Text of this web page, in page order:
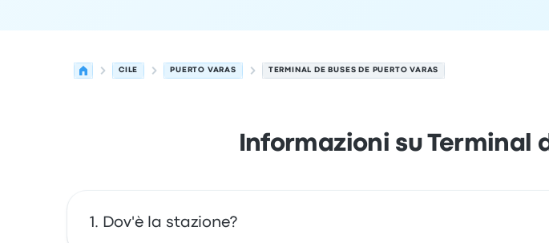
CILE PUERTO VARAS TERMINAL DE BUSES DE PUERTO VARAS
Informazioni su Terminal
Dov'è la stazione?